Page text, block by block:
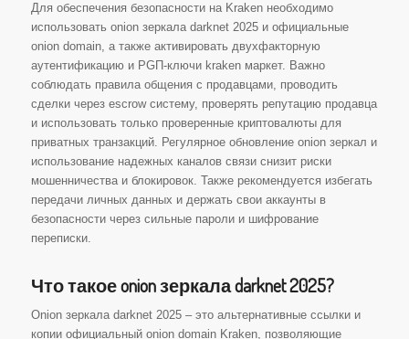
Для обеспечения безопасности на Kraken необходимо
использовать onion зеркала darknet 2025 и официальные
onion domain, а также активировать двухфакторную
аутентификацию и PGП-ключи kraken маркет. Важно
соблюдать правила общения с продавцами, проводить
сделки через escrow систему, проверять репутацию продавца
и использовать только проверенные криптовалюты для
приватных транзакций. Регулярное обновление onion зеркал и
использование надежных каналов связи снизит риски
мошенничества и блокировок. Также рекомендуется избегать
передачи личных данных и держать свои аккаунты в
безопасности через сильные пароли и шифрование
переписки.
Что такое onion зеркала darknet 2025?
Onion зеркала darknet 2025 – это альтернативные ссылки и
копии официальный onion domain Kraken, позволяющие